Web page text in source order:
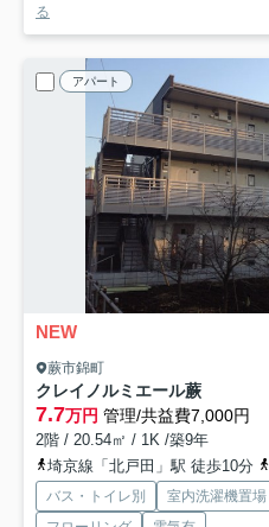
る
アパート
NEW
蕨市錦町
クレイノルミエール蕨
7.7万円 管理/共益費7,000円
2階 / 20.54㎡ / 1K /築9年
埼京線「北戸田」駅 徒歩10分
バス・トイレ別 室内洗濯機置場